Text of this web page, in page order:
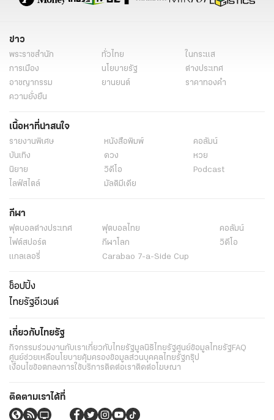
ข่าว
พระราชสำนัก ทั่วไทย
ในกระแส
การเมือง
นโยบายรัฐ
ต่างประเทศ
อาชญากรรม
ยานยนต์
ราคาทองคำ
ความยั่งยืน
เนื้อหาที่น่าสนใจ
รายงานพิเศษ หนังสือพิมพ์
คอลัมน์
บันเทิง
ดวง
หวย
นิยาย
วิดีโอ
Podcast
ไลฟ์สไตล์
มัลติมีเดีย
กีฬา
ฟุตบอลต่่างประเทศ ฟุตบอลไทย
คอลัมน์
ไฟต์สปอร์ต
กีฬาโลก
วิดีโอ
แกลเลอรี่
Carabao 7-a-Side Cup
ช็อปปิ้ง
ไทยรัฐอีเวนต์
เกี่ยวกับไทยรัฐ
กิจกรรมร่วมงานกับเราเกี่ยวกับไทยรัฐมูลนิธิไทยรัฐศูนย์ข้อมูลไทยรัฐFAQ
ศูนย์ช่วยเหลือนโยบายคุ้มครองข้อมูลส่วนบุคคลไทยรัฐกรุ๊ป
เงื่อนไขข้อตกลงการใช้บริการติดต่อเราติดต่อโฆษณา
ติดตามเราได้ที่